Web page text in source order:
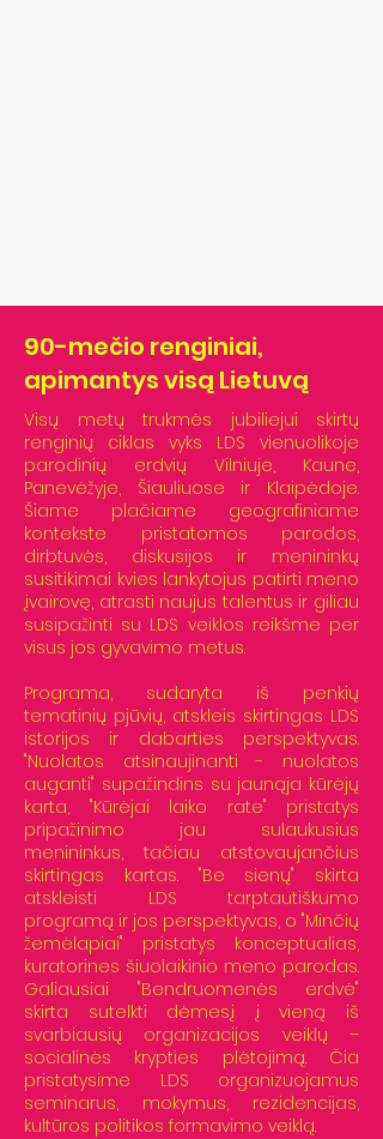
90-mečio renginiai,
apimantys visą Lietuvą
Visų metų trukmės jubiliejui skirtų
renginių ciklas vyks LDS vienuolikoje
parodinių erdvių Vilniuje, Kaune,
Panevėžyje, Šiauliuose ir Klaipėdoje.
Šiame plačiame geografiniame
kontekste pristatomos parodos,
dirbtuvės, diskusijos ir menininkų
susitikimai kvies lankytojus patirti meno
įvairovę, atrasti naujus talentus ir giliau
susipažinti su LDS veiklos reikšme per
visus jos gyvavimo metus.
Programa, sudaryta iš penkių
tematinių pjūvių, atskleis skirtingas LDS
istorijos ir dabarties perspektyvas.
"Nuolatos atsinaujinanti - nuolatos
auganti" supažindins su jaunąja kūrėjų
karta, "Kūrėjai laiko rate" pristatys
pripažinimo jau sulaukusius
menininkus, tačiau atstovaujančius
skirtingas kartas. "Be sienų" skirta
atskleisti LDS tarptautiškumo
programą ir jos perspektyvas, o "Minčių
žemėlapiai" pristatys konceptualias,
kuratorines šiuolaikinio meno parodas.
Galiausiai "Bendruomenės erdvė"
skirta sutelkti dėmesį į vieną iš
svarbiausių organizacijos veiklų –
socialinės krypties plėtojimą. Čia
pristatysime LDS organizuojamus
seminarus, mokymus, rezidencijas,
kultūros politikos formavimo veiklą.